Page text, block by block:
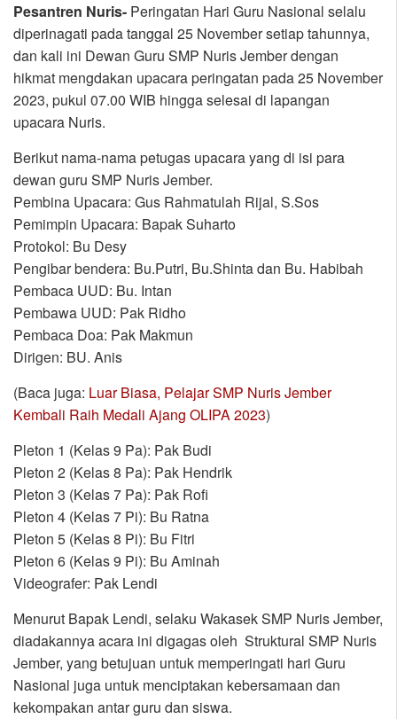
Pesantren Nuris- Peringatan Hari Guru Nasional selalu
diperinagati pada tanggal 25 November setiap tahunnya,
dan kali ini Dewan Guru SMP Nuris Jember dengan
hikmat mengdakan upacara peringatan pada 25 November
2023, pukul 07.00 WIB hingga selesai di lapangan
upacara Nuris.
Berikut nama-nama petugas upacara yang di isi para
dewan guru SMP Nuris Jember.
Pembina Upacara: Gus Rahmatulah Rijal, S.Sos
Pemimpin Upacara: Bapak Suharto
Protokol: Bu Desy
Pengibar bendera: Bu.Putri, Bu.Shinta dan Bu. Habibah
Pembaca UUD: Bu. Intan
Pembawa UUD: Pak Ridho
Pembaca Doa: Pak Makmun
Dirigen: BU. Anis
(Baca juga: Luar Biasa, Pelajar SMP Nuris Jember
Kembali Raih Medali Ajang OLIPA 2023)
Pleton 1 (Kelas 9 Pa): Pak Budi
Pleton 2 (Kelas 8 Pa): Pak Hendrik
Pleton 3 (Kelas 7 Pa): Pak Rofi
Pleton 4 (Kelas 7 Pi): Bu Ratna
Pleton 5 (Kelas 8 Pi): Bu Fitri
Pleton 6 (Kelas 9 Pi): Bu Aminah
Videografer: Pak Lendi
Menurut Bapak Lendi, selaku Wakasek SMP Nuris Jember,
diadakannya acara ini digagas oleh Struktural SMP Nuris
Jember, yang betujuan untuk memperingati hari Guru
Nasional juga untuk menciptakan kebersamaan dan
kekompakan antar guru dan siswa.